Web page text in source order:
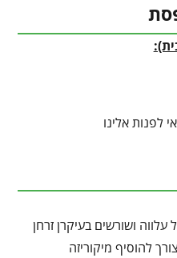
לפנות אלינו
ושורשים בעיקרן זרחן
להוסיף מיקוריזה